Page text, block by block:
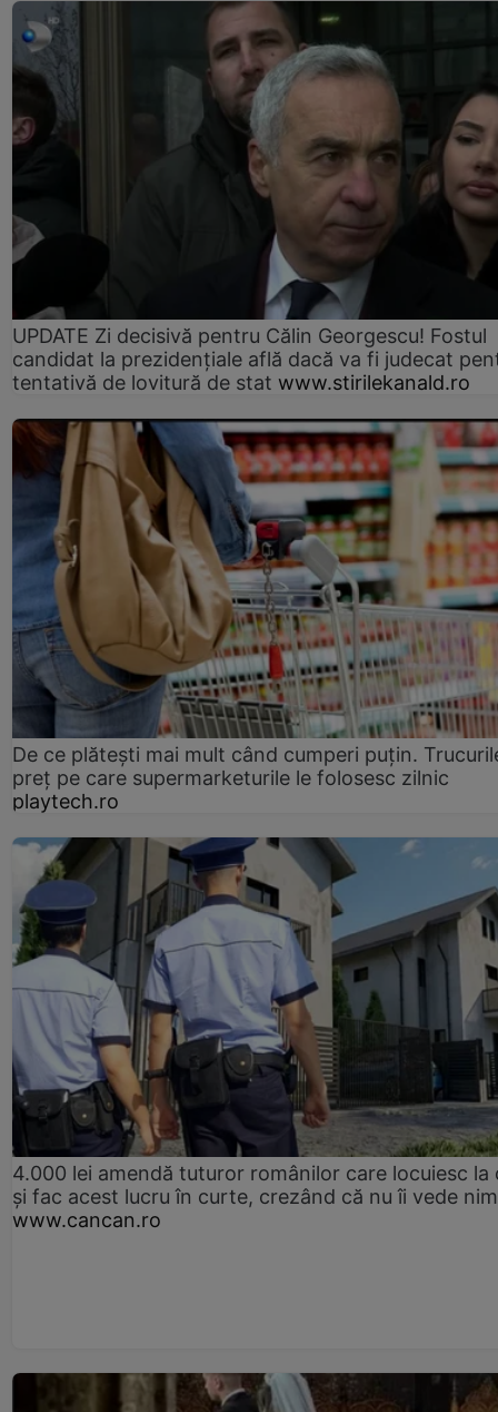
UPDATE Zi decisivă pentru Călin Georgescu! Fostul
candidat la prezidențiale află dacă va fi judecat
tentativă de lovitură de stat www.stirilekanald.ro
De ce plătești mai mult când cumperi puțin.
preț pe care supermarketurile le folosesc zilnic
playtech.ro
4.000 lei amendă tuturor românilor care locuiesc la
și fac acest lucru în curte, crezând că nu îi vede
www.cancan.ro